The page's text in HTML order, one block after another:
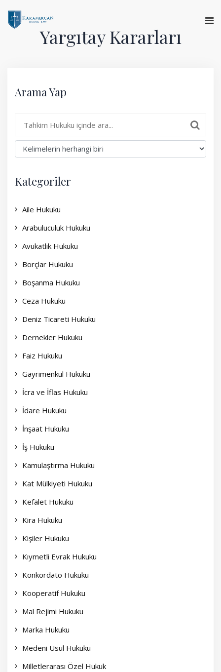
Uzman Görüşü
Yargıtay Kararları
Basında Biz
Yargıtay Kararları
Arama Yap
Kategoriler
Aile Hukuku
Arabuluculuk Hukuku
Avukatlık Hukuku
Borçlar Hukuku
Boşanma Hukuku
Ceza Hukuku
Deniz Ticareti Hukuku
Dernekler Hukuku
Faiz Hukuku
Gayrimenkul Hukuku
İcra ve İflas Hukuku
İdare Hukuku
İnşaat Hukuku
İş Hukuku
Kamulaştırma Hukuku
Kat Mülkiyeti Hukuku
Kefalet Hukuku
Kira Hukuku
Kişiler Hukuku
Kıymetli Evrak Hukuku
Konkordato Hukuku
Kooperatif Hukuku
Mal Rejimi Hukuku
Marka Hukuku
Medeni Usul Hukuku
Milletlerarası Özel Hukuk